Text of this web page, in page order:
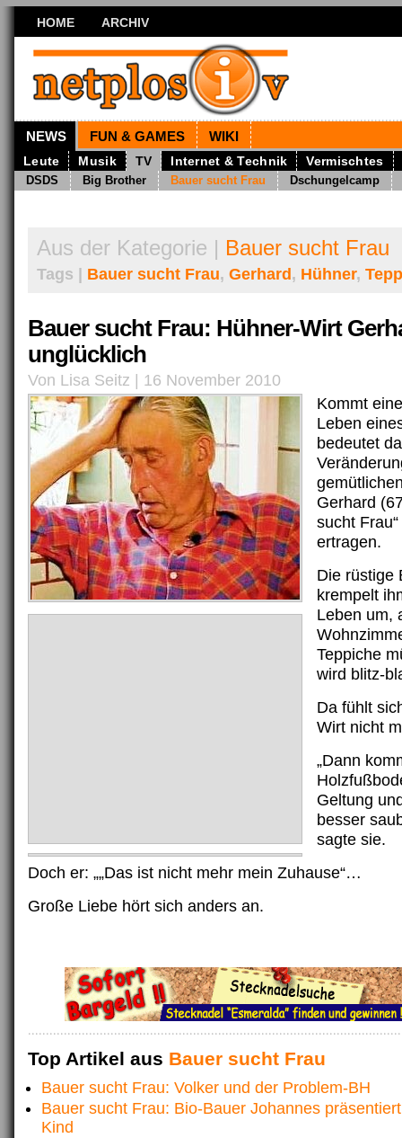
HOME ARCHIV
NEWS FUN & GAMES WIKI
Leute Musik TV Internet & Technik Vermischtes
DSDS Big Brother Bauer sucht Frau Dschungelcamp
Aus der Kategorie | Bauer sucht Frau
Tags | Bauer sucht Frau, Gerhard , Hühner,
Bauer sucht Frau: Hühner-Wirt
unglücklich
Von Lisa Seitz | 16 November 2010
Kommt
Leben
bedeutet
Gerhard
sucht
ertragen.
Die rüstige
krempelt
Leben um,
Teppiche
wird blitz-
Da fühlt
Wirt nicht
„Dann
Geltung
besser
sagte sie.
Doch er: „„Das ist nicht mehr mein Zuhause“…
Große Liebe hört sich anders an.
Top Artikel aus Bauer sucht Frau
Bauer sucht Frau: Volker und der Problem-BH
Bauer sucht Frau: Bio-Bauer Johannes
Kind